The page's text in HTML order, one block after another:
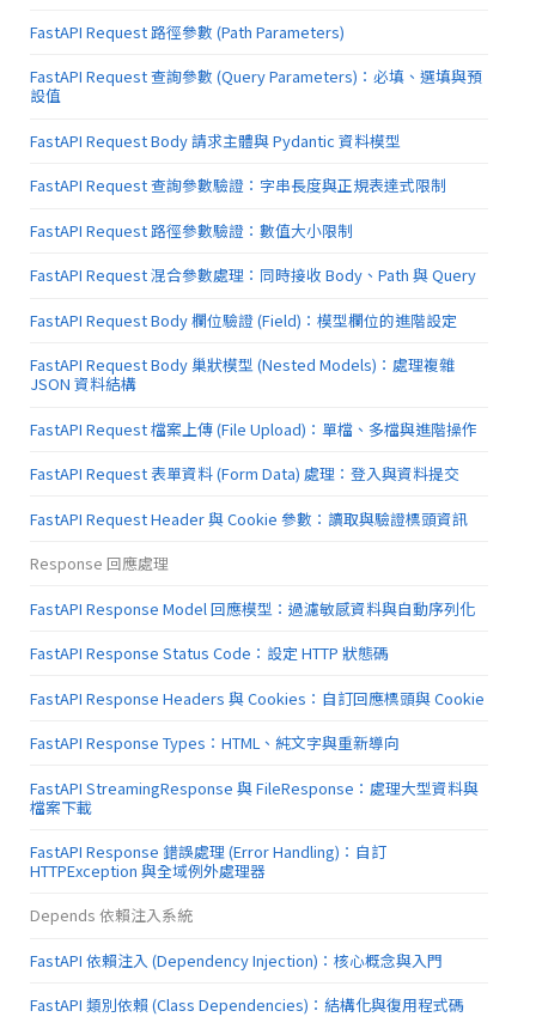
FastAPI Request 路徑參數 (Path Parameters)
FastAPI Request 查詢參數 (Query Parameters)：必填、選填與預
設值
FastAPI Request Body 請求主體與 Pydantic 資料模型
FastAPI Request 查詢參數驗證：字串長度與正規表達式限制
FastAPI Request 路徑參數驗證：數值大小限制
FastAPI Request 混合參數處理：同時接收 Body、Path 與 Query
FastAPI Request Body 欄位驗證 (Field)：模型欄位的進階設定
FastAPI Request Body 巢狀模型 (Nested Models)：處理複雜
JSON 資料結構
FastAPI Request 檔案上傳 (File Upload)：單檔、多檔與進階操作
FastAPI Request 表單資料 (Form Data) 處理：登入與資料提交
FastAPI Request Header 與 Cookie 參數：讀取與驗證標頭資訊
Response 回應處理
FastAPI Response Model 回應模型：過濾敏感資料與自動序列化
FastAPI Response Status Code：設定 HTTP 狀態碼
FastAPI Response Headers 與 Cookies：自訂回應標頭與 Cookie
FastAPI Response Types：HTML、純文字與重新導向
FastAPI StreamingResponse 與 FileResponse：處理大型資料與
檔案下載
FastAPI Response 錯誤處理 (Error Handling)：自訂
HTTPException 與全域例外處理器
Depends 依賴注入系統
FastAPI 依賴注入 (Dependency Injection)：核心概念與入門
FastAPI 類別依賴 (Class Dependencies)：結構化與復用程式碼